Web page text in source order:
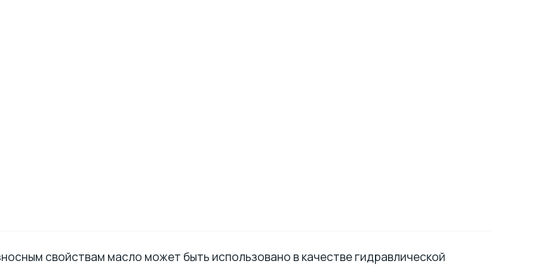
свойствам масло может быть использовано в качестве гидравлической